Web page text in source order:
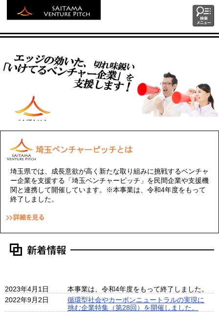
埼玉ベンチャー
ピッチ
検索メ
ニュー
埼玉県では、成長意欲が高く新たな取り組みに挑戦するベンチャ
ー企業を支援する「埼玉ベンチャーピッチ」を民間企業や支援機
関と連携して開催しています。※本事業は、令和4年度をもって
終了しました。
詳細を見る
2023年4月1日
本事業は、令和4年度をもって終了しました。
2022年9月2日
循環型社会やカーボンニュートラルの実現に
挑む企業特集（第28回）を開催しました。